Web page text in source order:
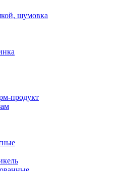
шумовка
продукт